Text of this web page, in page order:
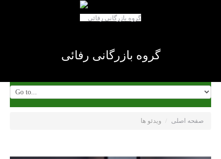
گروه بازرگانی رفائی
صفحه اصلی / ویدئو ها